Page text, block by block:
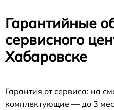
Гарантийные
сервисного
Хабаровске
Гарантия от сервиса: на
комплектующие — до 3